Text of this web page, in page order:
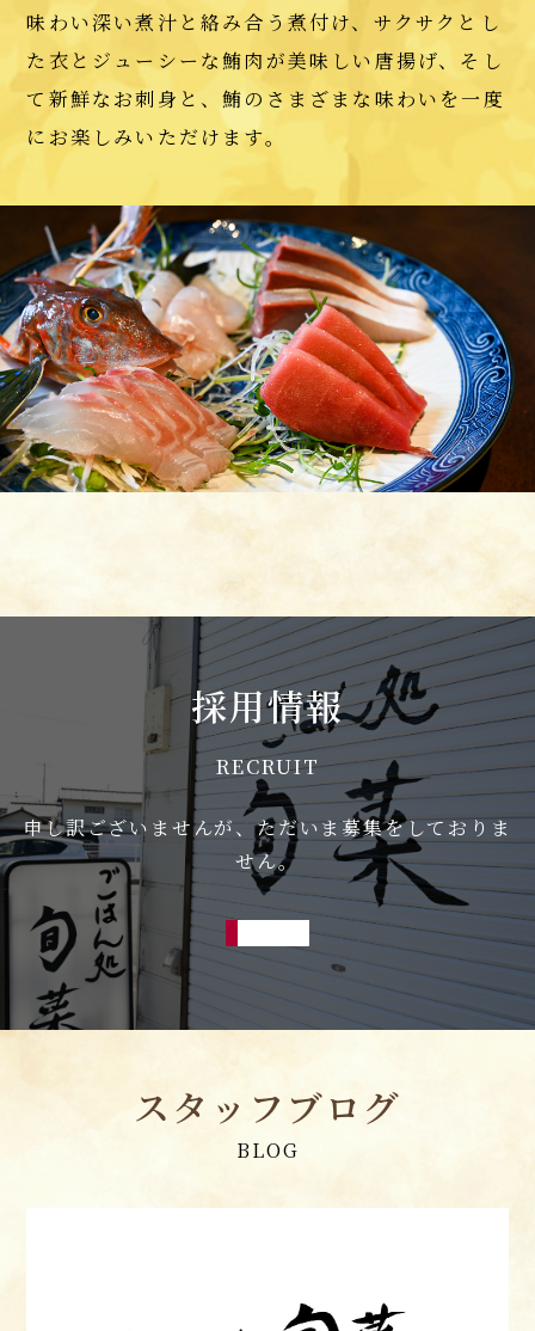
味わい深い煮汁と絡み合う煮付け、サクサクとし
た衣とジューシーな鮪肉が美味しい唐揚げ、そし
て新鮮なお刺身と、鮪のさまざまな味わいを一度
にお楽しみいただけます。
採用情報
RECRUIT
申し訳ございませんが、ただいま募集をしておりま
せん。
スタッフブログ
BLOG